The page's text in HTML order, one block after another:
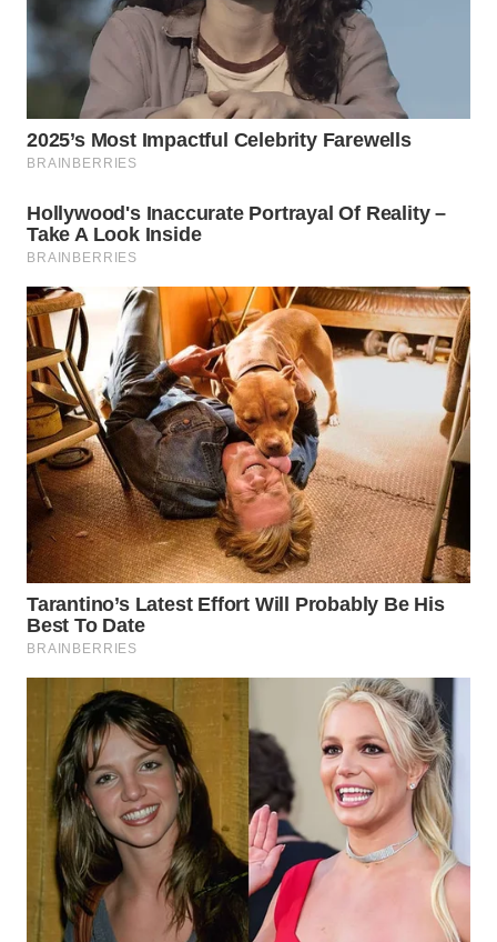
TANI
WAHANA
ADVOKAT
WAHANA
WAHANA
LISTRIK
WAHANA
TRAVEL
WAHANA
TV
WAHANANEWS
ID
CO ID
WAHANANEWS
NET
WAHANA
SPORT
WAHANA